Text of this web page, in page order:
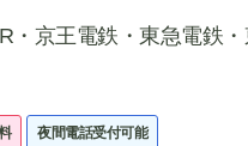
・京王電鉄・東急電鉄
夜間電話受付可能